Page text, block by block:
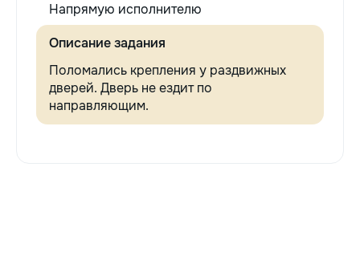
Напрямую исполнителю
Описание задания
Поломались крепления у раздвижных
дверей. Дверь не ездит по
направляющим.